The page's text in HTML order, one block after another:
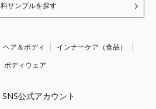
サンプルを探す
ヘア＆ボディ
インナーケア（食品）
ボディウェア
公式アカウント